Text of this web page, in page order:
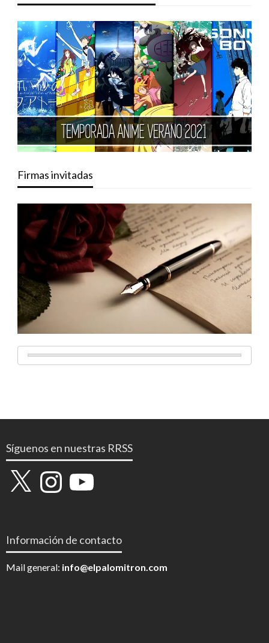
Firmas invitadas
Síguenos en nuestras RRSS
X InstagramYouTube
Información de contacto
Mail general: info@elpalomitron.com